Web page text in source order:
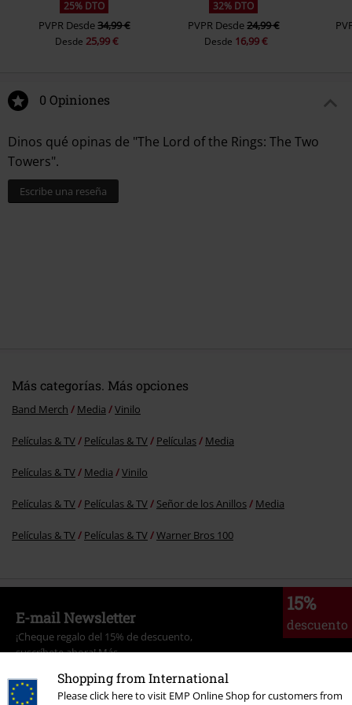
Shopping from International
Please click here to visit EMP Online Shop for customers from
25% DTO
PVPR Desde34,99 €
Desde 25,99 €
32% DTO
PVPR Desde24,99 €
Desde 16,99 €
0 Opiniones
Dinos qué opinas de "The Lord of the Rings: The Two
Towers".
Escribe una reseña
Más categorías. Más opciones
Band Merch Media Vinilo
Películas & TV Películas & TV Películas Media
Películas & TV Media Vinilo
Películas & TV Películas & TV Señor de los Anillos Media
Películas & TV Películas & TV Warner Bros 100
15%
descuento
E-mail Newsletter
¡Cheque regalo del 15% de descuento,
suscríbete ahora!Más